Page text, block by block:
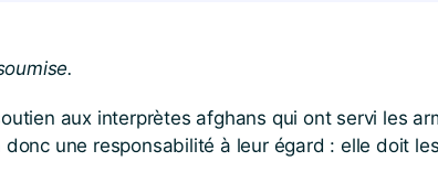
aux interprètes afghans qui ont servi les
une responsabilité à leur égard : elle doit